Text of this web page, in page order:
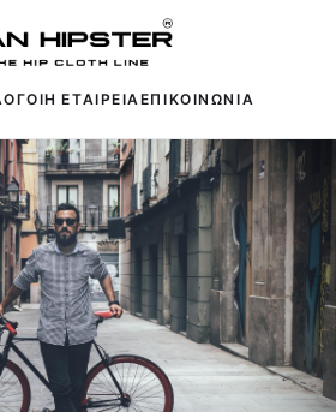
Η ΕΤΑΙΡΕΙΑΕΠΙΚΟΙΝΩΝΙΑ
Πουκάμισα
Μπουφάν